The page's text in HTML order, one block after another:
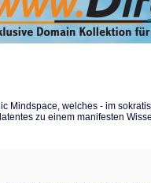
Mindspace, welches - im
zu einem manifesten